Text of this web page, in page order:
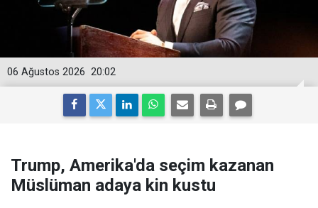
20:02
06 Ağustos 2026
Trump, Amerika'da seçim kazanan
Müslüman adaya kin kustu